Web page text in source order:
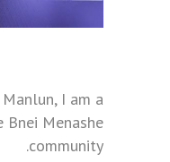
I am a
Bnei Menashe
community.